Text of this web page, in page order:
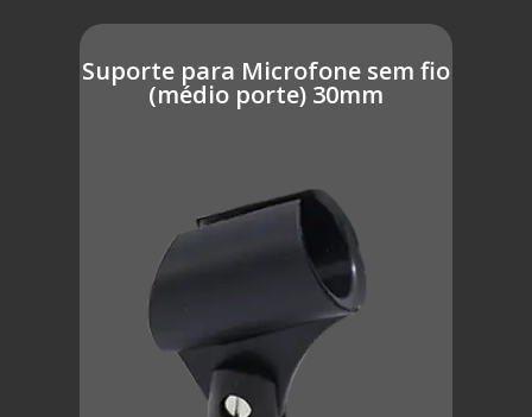
Suporte para Microfone sem fio
(médio porte) 30mm